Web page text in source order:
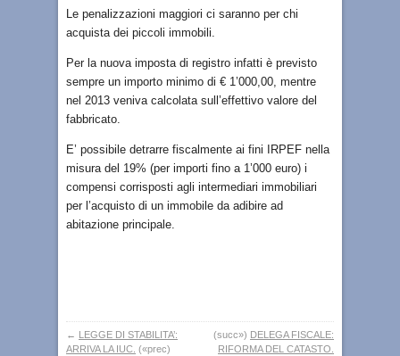
Le penalizzazioni maggiori ci saranno per chi
acquista dei piccoli immobili.
Per la nuova imposta di registro infatti è previsto
sempre un importo minimo di € 1’000,00, mentre
nel 2013 veniva calcolata sull’effettivo valore del
fabbricato.
E’ possibile detrarre fiscalmente ai fini IRPEF nella
misura del 19% (per importi fino a 1’000 euro) i
compensi corrisposti agli intermediari immobiliari
per l’acquisto di un immobile da adibire ad
abitazione principale.
← LEGGE DI STABILITA’:
ARRIVA LA IUC. («prec)
(succ») DELEGA FISCALE:
RIFORMA DEL CATASTO.